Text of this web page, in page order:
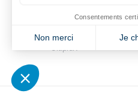
Volte
CitipleX